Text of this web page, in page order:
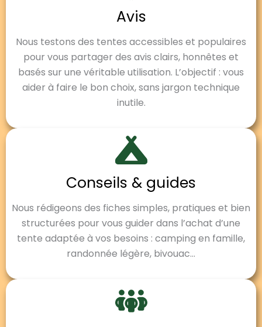
Avis
Nous testons des tentes accessibles et populaires
pour vous partager des avis clairs, honnêtes et
basés sur une véritable utilisation. L’objectif : vous
aider à faire le bon choix, sans jargon technique
inutile.
Conseils & guides
Nous rédigeons des fiches simples, pratiques et bien
structurées pour vous guider dans l’achat d’une
tente adaptée à vos besoins : camping en famille,
randonnée légère, bivouac…